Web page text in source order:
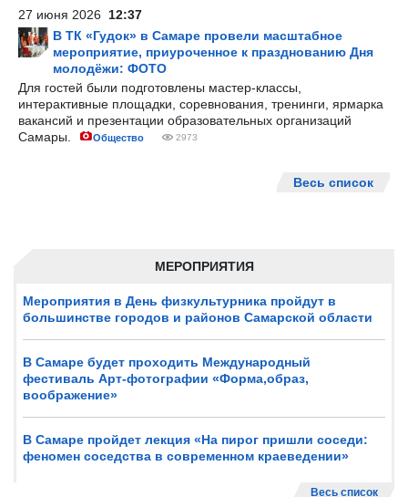
МЕРОПРИЯТИЯ
Мероприятия в День физкультурника пройдут в
большинстве городов и районов Самарской области
В Самаре будет проходить Международный
фестиваль Арт-фотографии «Форма,образ,
воображение»
В Самаре пройдет лекция «На пирог пришли соседи:
феномен соседства в современном краеведении»
Весь список
27 июня 2026 12:37
В ТК «Гудок» в Самаре провели масштабное
мероприятие, приуроченное к празднованию Дня
молодёжи: ФОТО
Для гостей были подготовлены мастер-классы,
интерактивные площадки, соревнования, тренинги, ярмарка
вакансий и презентации образовательных организаций
Самары.
Общество 2973
Весь список